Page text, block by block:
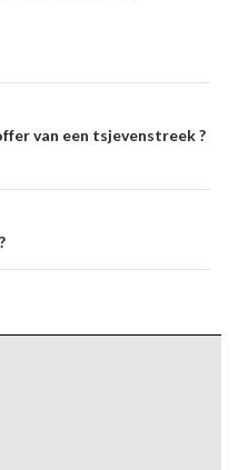
van een tsjevenstreek ?